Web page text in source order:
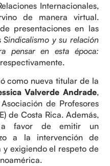
Internacionales,
de manera virtual.
presentaciones en las
Sindicalismo y su relación
pensar en esta época:
como nueva titular de la
Valverde Andrade,
de Profesores
de Costa Rica. Además,
a favor de emitir un
a la intervención de
y exigiendo el respeto de